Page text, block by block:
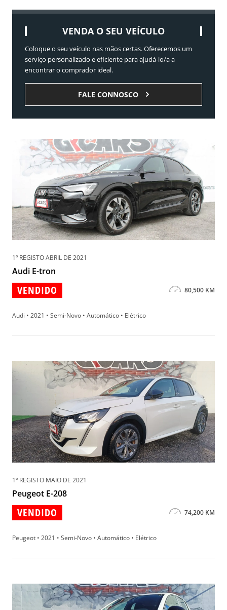
VENDA O SEU VEÍCULO
Coloque o seu veículo nas mãos certas. Oferecemos um
serviço personalizado e eficiente para ajudá-lo/a a
encontrar o comprador ideal.
FALE CONNOSCO
1º REGISTO ABRIL DE 2021
Audi E-tron
VENDIDO 80,500 KM
Audi • 2021 • Semi-Novo • Automático • Elétrico
1º REGISTO MAIO DE 2021
Peugeot E-208
VENDIDO 74,200 KM
Peugeot • 2021 • Semi-Novo • Automático • Elétrico